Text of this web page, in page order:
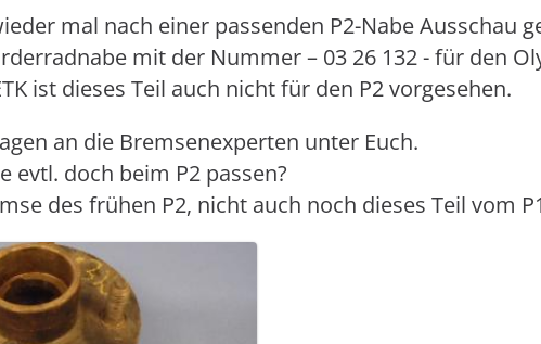
mal nach einer passenden P2-Nabe Ausschau
mit der Nummer – 03 26 132 - für den
ist dieses Teil auch nicht für den P2 vorgesehen.
an die Bremsenexperten unter Euch.
evtl. doch beim P2 passen?
des frühen P2, nicht auch noch dieses Teil vom